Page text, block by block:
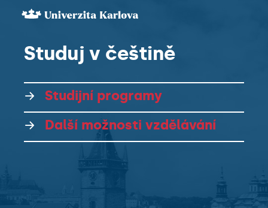
Studuj v češtině
Studijní programy
Další možnosti vzdělávání